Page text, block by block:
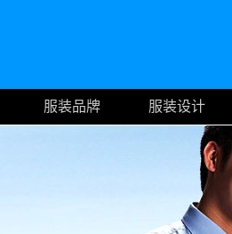
服装品牌 服装设计